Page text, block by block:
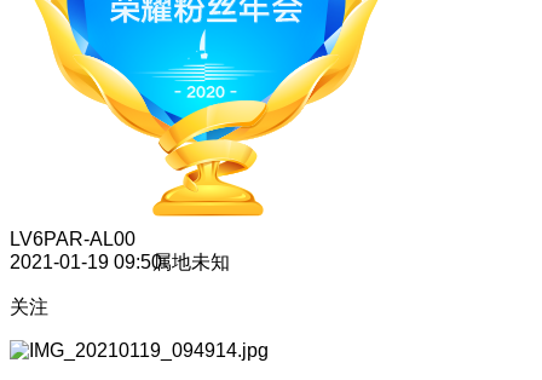
LV6PAR-AL00
2021-01-19 09:50属地未知
关注